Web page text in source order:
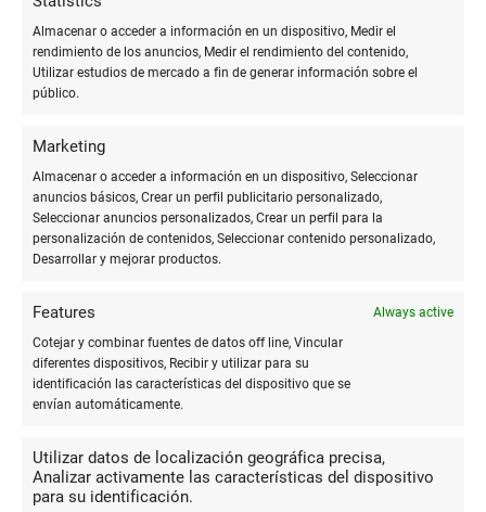
Almacenar o acceder a información en un dispositivo, Medir el
rendimiento de los anuncios, Medir el rendimiento del contenido,
Utilizar estudios de mercado a fin de generar información sobre el
público.
Marketing
Almacenar o acceder a información en un dispositivo, Seleccionar
anuncios básicos, Crear un perfil publicitario personalizado,
Seleccionar anuncios personalizados, Crear un perfil para la
personalización de contenidos, Seleccionar contenido personalizado,
Desarrollar y mejorar productos.
Features
Always active
Cotejar y combinar fuentes de datos off line, Vincular
diferentes dispositivos, Recibir y utilizar para su
identificación las características del dispositivo que se
envían automáticamente.
Utilizar datos de localización geográfica precisa,
Analizar activamente las características del dispositivo
para su identificación.
solo sus características técnicas o su historia, sino su
impacto en la cultura y la vida diaria. Se han convertido en
objetos personales con significados particulares, regalos que
cuando se trata de versiones de alta gama.
Los bolígrafos han facilitado la educación y la comunicación
en todo el mundo, democratizando la escritura de una manera
que pocas otras invenciones lo han hecho. Cada bolígrafo
cuenta una historia, desde la nota rápida tomada en una
El futuro del bolígrafo promete ser tan interesante como su
pasado. Con los avances en materiales, ergonomía y
tecnología, los límites de lo que puede ofrecer un bolígrafo
herramienta esencial de expresión personal y profesional
permanece inalterado, un testimonio de su diseño ingenioso y
su universalidad incomparable.